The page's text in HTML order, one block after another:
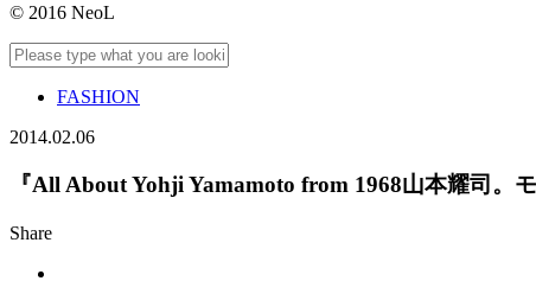
© 2016 NeoL
FASHION
2014.02.06
『All About Yohji Yamamoto from 1968山本耀司。
Share